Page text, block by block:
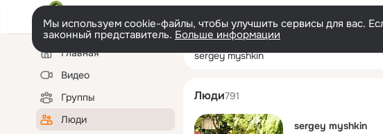
Мы используем cookie-файлы, чтобы улучшить сервисы для вас.
законный представитель. Больше информации
Левая
колонкаГлавная
Видео
Группы
Люди
sergey myshkin
Люди791
sergey myshkin